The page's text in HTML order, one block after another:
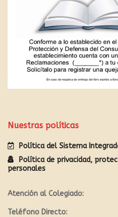
Nuestras políticas
Política del Sistema
Política de privacidad,
personales
Atención al Colegiado:
Teléfono Directo: